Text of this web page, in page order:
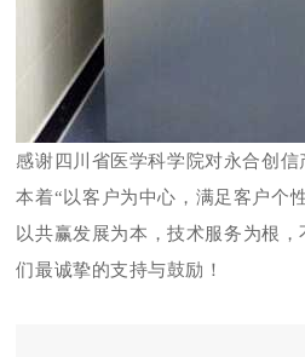
感谢四川省医学科学院对永合创信
本着“以客户为中心，满足客户个
以共赢发展为本，技术服务为根
们最诚挚的支持与鼓励！